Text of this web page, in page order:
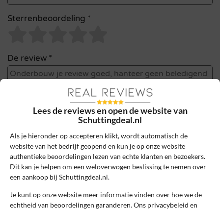
Sterrenbeoordeling *
De review *
Ik ga akkoord met de gebruikersvoorwaarden en het
privacybeleid door deze review te plaatsen. Ik verklaar ook dat
ik een daadwerkelijke ervaring heb met dit bedrijf.
Lees de reviews en open de website van
Schuttingdeal.nl
Als je hieronder op accepteren klikt, wordt automatisch de
website van het bedrijf geopend en kun je op onze website
authentieke beoordelingen lezen van echte klanten en bezoekers.
Dit kan je helpen om een weloverwogen beslissing te nemen over
een aankoop bij Schuttingdeal.nl.
Je kunt op onze website meer informatie vinden over hoe we de
echtheid van beoordelingen garanderen. Ons privacybeleid en